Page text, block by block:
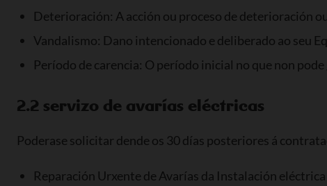
Deterioración: A acción ou proceso de deterioración
Vandalismo: Dano intencionado e deliberado ao seu
Período de carencia: O período inicial no que non
2.2 servizo de avarías eléctricas
Poderase solicitar dende os 30 días posteriores á
Reparación Urxente de Avarías da Instalación